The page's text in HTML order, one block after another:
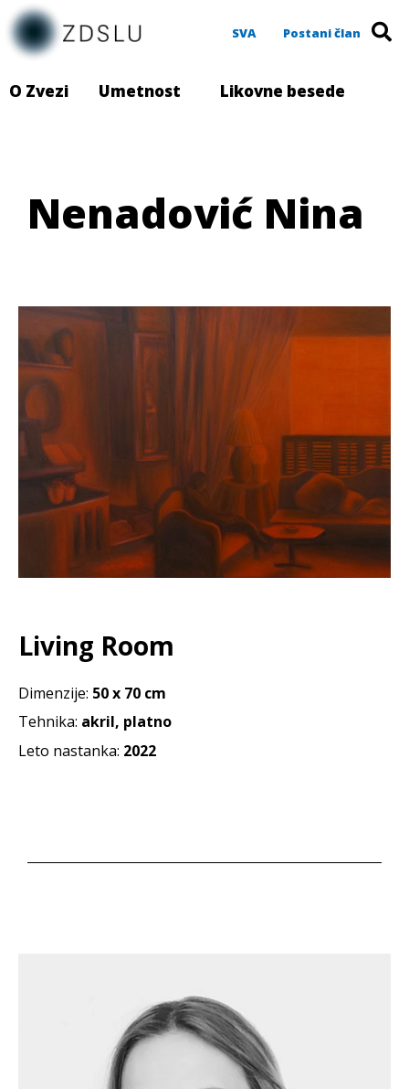
SVA Postani član
O Zvezi Umetnost Likovne besede
Nenadović Nina
Living Room
Dimenzije: 50 x 70 cm
Tehnika: akril, platno
Leto nastanka: 2022